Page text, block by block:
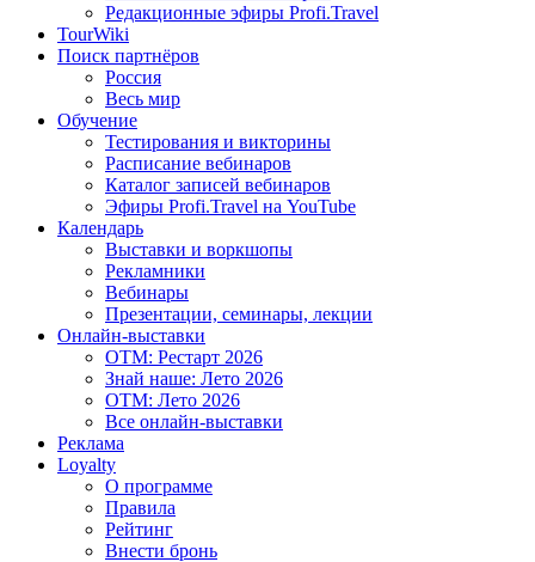
Редакционные эфиры Profi.Travel
TourWiki
Поиск партнёров
Россия
Весь мир
Обучение
Тестирования и викторины
Расписание вебинаров
Каталог записей вебинаров
Эфиры Profi.Travel на YouTube
Календарь
Выставки и воркшопы
Рекламники
Вебинары
Презентации, семинары, лекции
Онлайн-выставки
OTM: Рестарт 2026
Знай наше: Лето 2026
OTM: Лето 2026
Все онлайн-выставки
Реклама
Loyalty
О программе
Правила
Рейтинг
Внести бронь